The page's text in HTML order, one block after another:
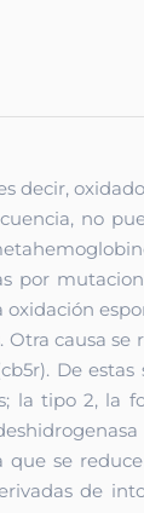
decir,
no
por
Otra causa se
De estas
la tipo 2, la
que se
de